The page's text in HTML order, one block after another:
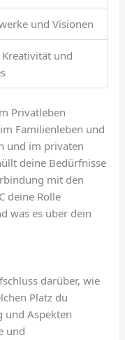
und Visionen
und
Privatleben
Familienleben und
und im privaten
deine Bedürfnisse
mit den
deine Rolle
was es über dein
darüber, wie
Platz du
und Aspekten
und